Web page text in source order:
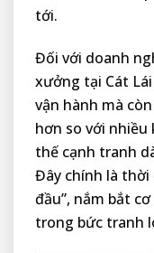
tới.
Đối với doanh
xưởng tại Cát
vận hành mà
hơn so với
thế cạnh tranh
Đây chính là thời
đầu”, nắm bắt
trong bức tranh